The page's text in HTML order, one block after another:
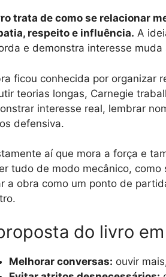
trata de como se relacionar
respeito e influência. A
e demonstra interesse
ficou conhecida por organizar
teorias longas, Carnegie
interesse real, lembrar
defensiva.
aí que mora a força e
tudo de modo mecânico,
a obra como um ponto de
do livro
Melhorar conversas: ouvir